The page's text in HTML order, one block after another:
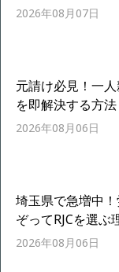
2026年08月07日
元請け必見！一
を即解決する方法
2026年08月06日
埼玉県で急増中
ぞってRJCを選ぶ
2026年08月06日